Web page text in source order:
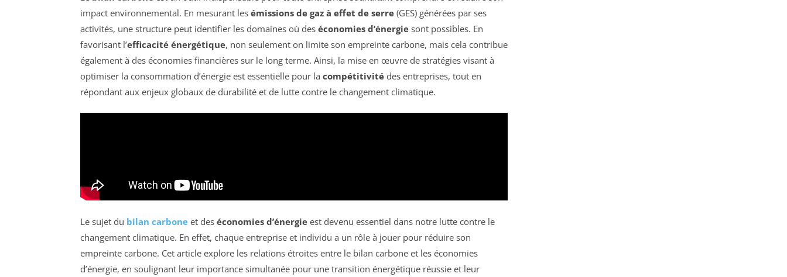
impact environnemental. En mesurant les émissions de gaz à effet de serre (GES) générées par ses
activités, une structure peut identifier les domaines où des économies d’énergie sont possibles. En
favorisant l’efficacité énergétique, non seulement on limite son empreinte carbone, mais cela contribue
également à des économies financières sur le long terme. Ainsi, la mise en œuvre de stratégies visant à
optimiser la consommation d’énergie est essentielle pour la compétitivité des entreprises, tout en
répondant aux enjeux globaux de durabilité et de lutte contre le changement climatique.
Le sujet du bilan carbone et des économies d’énergie est devenu essentiel dans notre lutte contre le
changement climatique. En effet, chaque entreprise et individu a un rôle à jouer pour réduire son
empreinte carbone. Cet article explore les relations étroites entre le bilan carbone et les économies
d’énergie, en soulignant leur importance simultanée pour une transition énergétique réussie et leur